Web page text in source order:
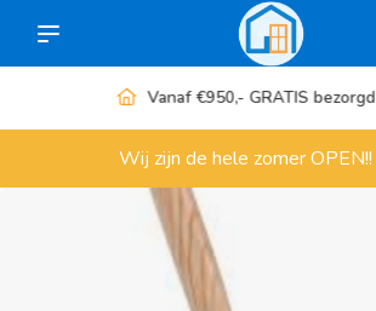
Meer dan 1000 artikelen
Wij zijn de hele zomer OPEN!!